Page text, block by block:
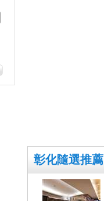
彰化隨選推薦